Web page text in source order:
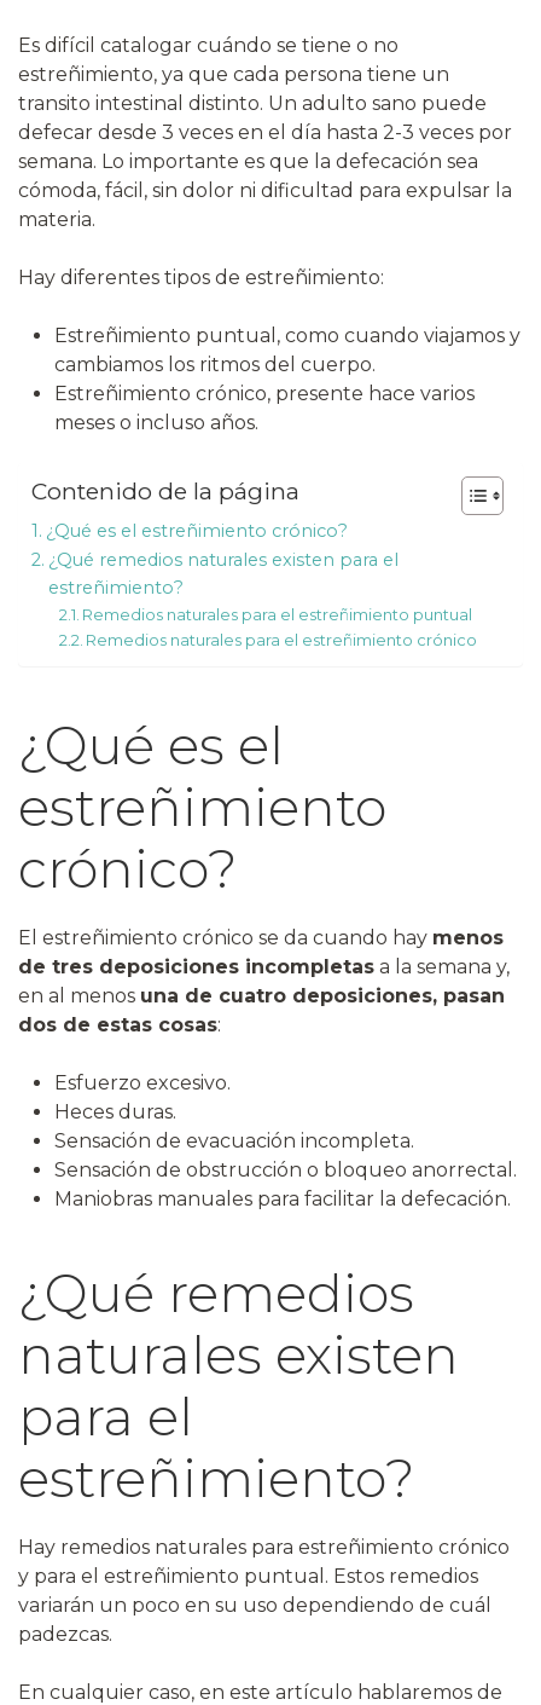
Es difícil catalogar cuándo se tiene o no
estreñimiento, ya que cada persona tiene un
transito intestinal distinto. Un adulto sano puede
defecar desde 3 veces en el día hasta 2-3 veces por
semana. Lo importante es que la defecación sea
cómoda, fácil, sin dolor ni dificultad para expulsar la
materia.
Hay diferentes tipos de estreñimiento:
Estreñimiento puntual, como cuando viajamos y
cambiamos los ritmos del cuerpo.
Estreñimiento crónico, presente hace varios
meses o incluso años.
Contenido de la página
¿Qué es el estreñimiento crónico?
¿Qué remedios naturales existen para el
estreñimiento?
Remedios naturales para el estreñimiento puntual
Remedios naturales para el estreñimiento crónico
¿Qué es el
estreñimiento
crónico?
El estreñimiento crónico se da cuando hay menos
de tres deposiciones incompletas a la semana y,
en al menos una de cuatro deposiciones, pasan
dos de estas cosas:
Esfuerzo excesivo.
Heces duras.
Sensación de evacuación incompleta.
Sensación de obstrucción o bloqueo anorrectal.
Maniobras manuales para facilitar la defecación.
¿Qué remedios
naturales existen
para el
estreñimiento?
Hay remedios naturales para estreñimiento crónico
y para el estreñimiento puntual. Estos remedios
variarán un poco en su uso dependiendo de cuál
padezcas.
En cualquier caso, en este artículo hablaremos de